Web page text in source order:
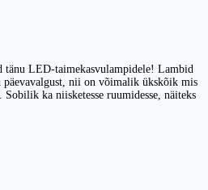
tänu LED-taimekasvulampidele! Lambid
nii on võimalik ükskõik mis
Sobilik ka niisketesse ruumidesse, näiteks